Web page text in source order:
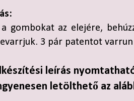
gombokat az elejére,
3 pár patentot
leírás
letölthető az